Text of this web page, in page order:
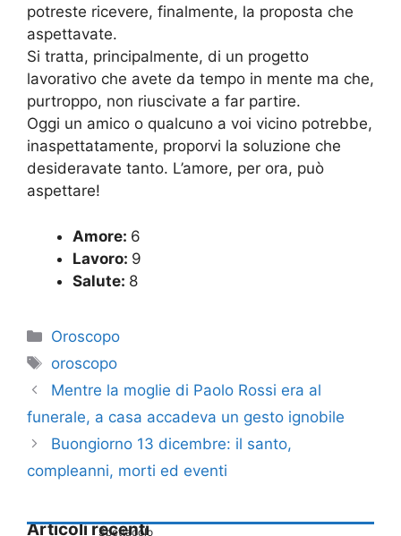
potreste ricevere, finalmente, la proposta che
aspettavate.
Si tratta, principalmente, di un progetto
lavorativo che avete da tempo in mente ma che,
purtroppo, non riuscivate a far partire.
Oggi un amico o qualcuno a voi vicino potrebbe,
inaspettatamente, proporvi la soluzione che
desideravate tanto. L’amore, per ora, può
aspettare!
Amore: 6
Lavoro: 9
Salute: 8
Categorie
Oroscopo
Tag
oroscopo
Mentre la moglie di Paolo Rossi era al
funerale, a casa accadeva un gesto ignobile
Buongiorno 13 dicembre: il santo,
compleanni, morti ed eventi
Articoli recenti
Spettacolo